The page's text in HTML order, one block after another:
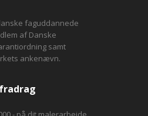
faguddannede
af Danske
samt
ankenævn.